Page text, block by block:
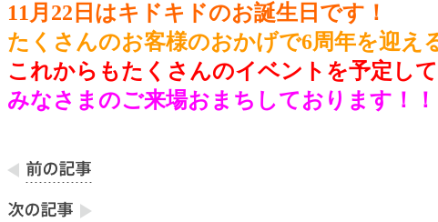
11月22日はキドキドのお誕生日です！
たくさんのお客様のおかげで6周年を迎え
これからもたくさんのイベントを予定し
みなさまのご来場おまちしております！！